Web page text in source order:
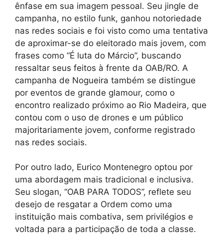
ênfase em sua imagem pessoal. Seu jingle de
campanha, no estilo funk, ganhou notoriedade
nas redes sociais e foi visto como uma tentativa
de aproximar-se do eleitorado mais jovem, com
frases como “É luta do Márcio”, buscando
ressaltar seus feitos à frente da OAB/RO. A
campanha de Nogueira também se distingue
por eventos de grande glamour, como o
encontro realizado próximo ao Rio Madeira, que
contou com o uso de drones e um público
majoritariamente jovem, conforme registrado
nas redes sociais.
Por outro lado, Eurico Montenegro optou por
uma abordagem mais tradicional e inclusiva.
Seu slogan, “OAB PARA TODOS”, reflete seu
desejo de resgatar a Ordem como uma
instituição mais combativa, sem privilégios e
voltada para a participação de toda a classe.